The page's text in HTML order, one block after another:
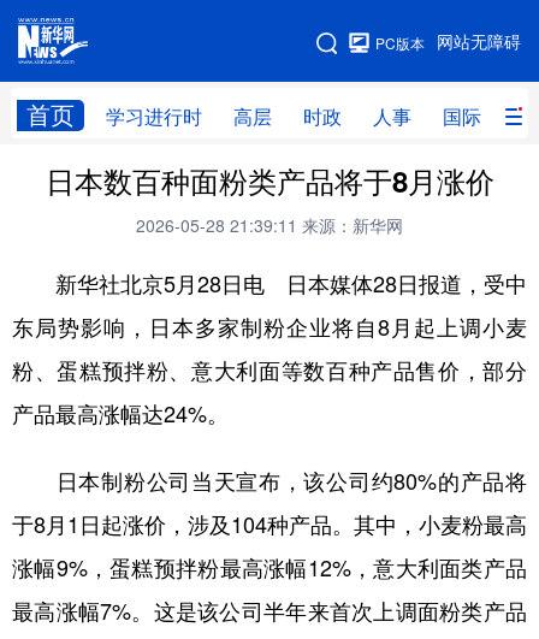
网站无障碍
PC版本
首页 学习进行时 高层 时政 人事 国际 财
网站地图
学习进行时 高层 时政 人事
财经 网评
台湾 思客智库 全球连线 教育
科技 科创 量子 体育
文化 书画 健康 军事
法律 中央文件 金融 汽车
食品 人居 信息化 数字经济
学术中国 乡村振兴 溯源中国
日本数百种面粉类产品将于8月涨价
2026-05-28 21:39:11 来源：新华网
新华社北京5月28日电 日本媒体28日报道，受中
东局势影响，日本多家制粉企业将自8月起上调小麦
粉、蛋糕预拌粉、意大利面等数百种产品售价，部分
产品最高涨幅达24%。
日本制粉公司当天宣布，该公司约80%的产品将
于8月1日起涨价，涉及104种产品。其中，小麦粉最高
涨幅9%，蛋糕预拌粉最高涨幅12%，意大利面类产品
最高涨幅7%。这是该公司半年来首次上调面粉类产品